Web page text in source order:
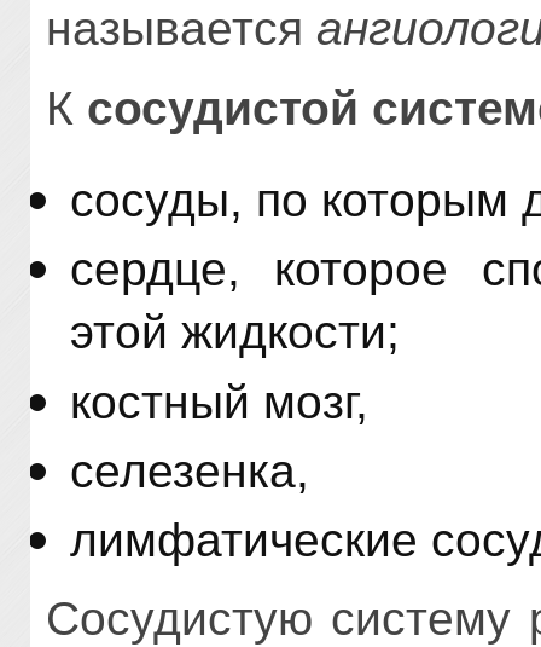
называется
К сосудистой
сосуды, по которым
сердце, которое
этой жидкости;
костный мозг,
селезенка,
лимфатические
Сосудистую